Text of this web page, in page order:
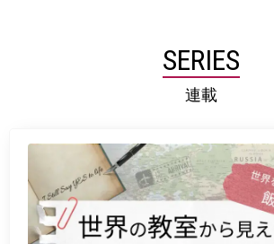
SERIES
連載